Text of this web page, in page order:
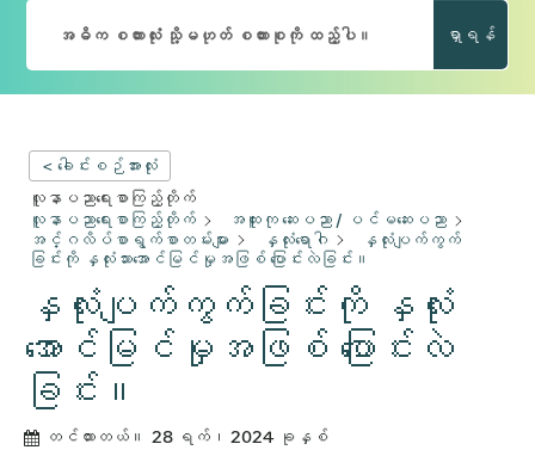
ရှာရန်
< ခေါင်းစဉ်အားလုံး
လူနာပညာရေးစာကြည့်တိုက်
လူနာပညာရေးစာကြည့်တိုက်
အထူးကု ဆေးပညာ / ပင်မဆေးပညာ
အင်္ဂလိပ်စာရွက်စာတမ်းများ
နှလုံးရောဂါ
နှလုံးပျက်ကွက်
ခြင်းကို နှလုံးသားအောင်မြင်မှုအဖြစ် ပြောင်းလဲခြင်း။
နှလုံးပျက်ကွက်ခြင်းကို နှလုံး
အောင်မြင်မှုအဖြစ် ပြောင်းလဲ
ခြင်း။
တင်ထားတယ်။ 28 ရက်၊ 2024 ခုနှစ်